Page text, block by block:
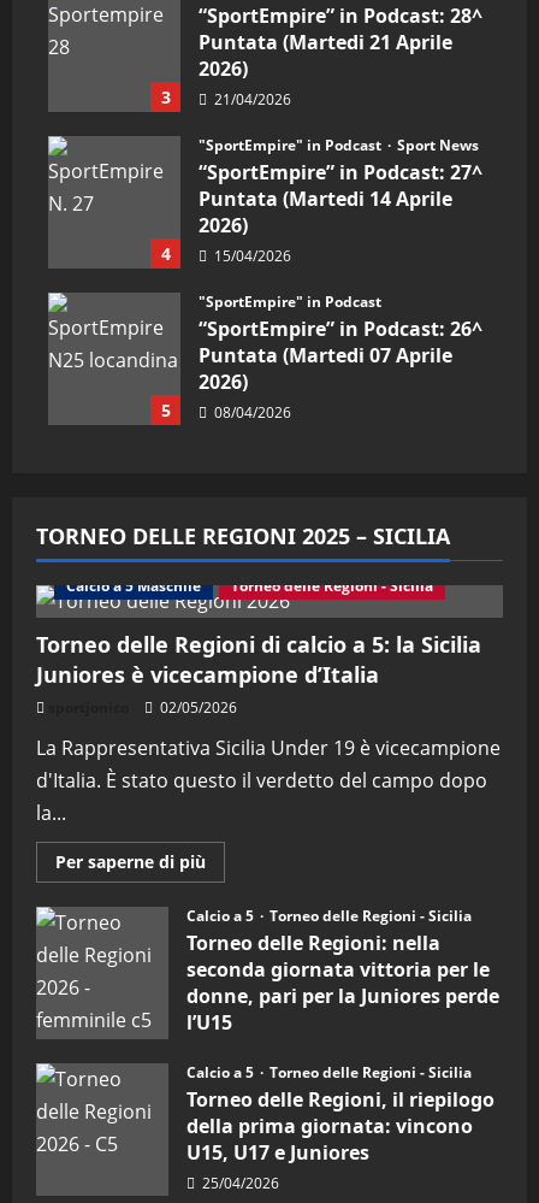
3
“SportEmpire” in Podcast: 28^
Puntata (Martedi 21 Aprile
2026)
21/04/2026
4
"SportEmpire" in Podcast Sport News
“SportEmpire” in Podcast: 27^
Puntata (Martedi 14 Aprile
2026)
15/04/2026
5
"SportEmpire" in Podcast
“SportEmpire” in Podcast: 26^
Puntata (Martedi 07 Aprile
2026)
08/04/2026
TORNEO DELLE REGIONI 2025 – SICILIA
Calcio a 5 Maschile Torneo delle Regioni - Sicilia
Torneo delle Regioni di calcio a 5: la Sicilia
Juniores è vicecampione d’Italia
02/05/2026
La Rappresentativa Sicilia Under 19 è vicecampione
d'Italia. È stato questo il verdetto del campo dopo
la...
Per saperne di più
informazioni
Torneo
delle
Regioni
di
calcio
a
5:
la
Juniores
è
vicecampione
d’Italia
Calcio a 5 Torneo delle Regioni - Sicilia
Torneo delle Regioni: nella
seconda giornata vittoria per le
donne, pari per la Juniores perde
l’U15
Calcio a 5
Torneo delle Regioni - Sicilia
Torneo delle Regioni, il riepilogo
della prima giornata: vincono
U15, U17 e Juniores
25/04/2026